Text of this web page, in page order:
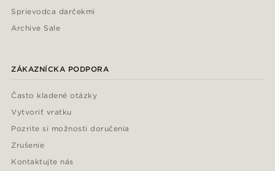
Sprievodca darčekmi
Archive Sale
ZÁKAZNÍCKA PODPORA
Často kladené otázky
Vytvoriť vratku
Pozrite si možnosti doručenia
Zrušenie
Kontaktujte nás